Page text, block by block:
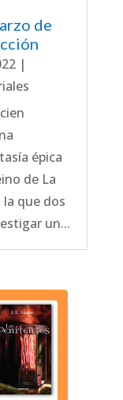
de
|
épica
de La
que dos
un...